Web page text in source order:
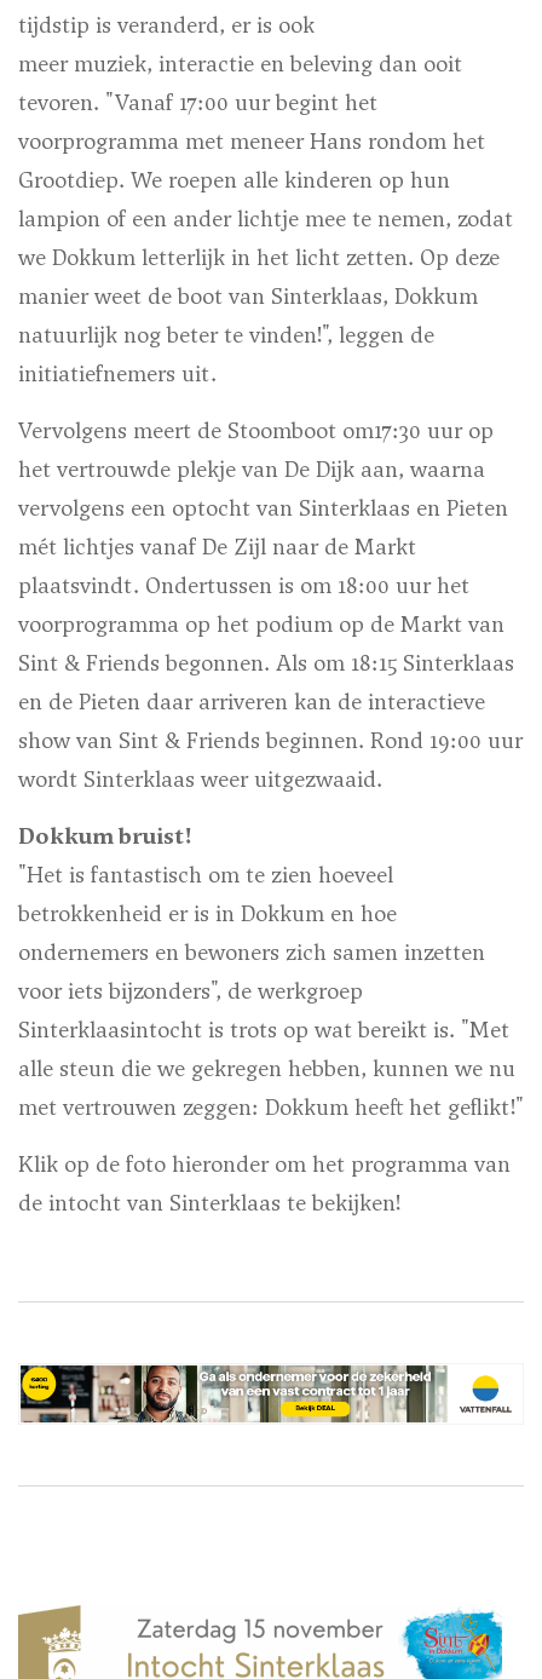
tijdstip is veranderd, er is ook
meer muziek, interactie en beleving dan ooit
tevoren. "Vanaf 17:00 uur begint het
voorprogramma met meneer Hans rondom het
Grootdiep. We roepen alle kinderen op hun
lampion of een ander lichtje mee te nemen, zodat
we Dokkum letterlijk in het licht zetten. Op deze
manier weet de boot van Sinterklaas, Dokkum
natuurlijk nog beter te vinden!", leggen de
initiatiefnemers uit.
Vervolgens meert de Stoomboot om17:30 uur op
het vertrouwde plekje van De Dijk aan, waarna
vervolgens een optocht van Sinterklaas en Pieten
mét lichtjes vanaf De Zijl naar de Markt
plaatsvindt. Ondertussen is om 18:00 uur het
voorprogramma op het podium op de Markt van
Sint & Friends begonnen. Als om 18:15 Sinterklaas
en de Pieten daar arriveren kan de interactieve
show van Sint & Friends beginnen. Rond 19:00 uur
wordt Sinterklaas weer uitgezwaaid.
Dokkum bruist!
"Het is fantastisch om te zien hoeveel
betrokkenheid er is in Dokkum en hoe
ondernemers en bewoners zich samen inzetten
voor iets bijzonders", de werkgroep
Sinterklaasintocht is trots op wat bereikt is. "Met
alle steun die we gekregen hebben, kunnen we nu
met vertrouwen zeggen: Dokkum heeft het geflikt!"
Klik op de foto hieronder om het programma van
de intocht van Sinterklaas te bekijken!